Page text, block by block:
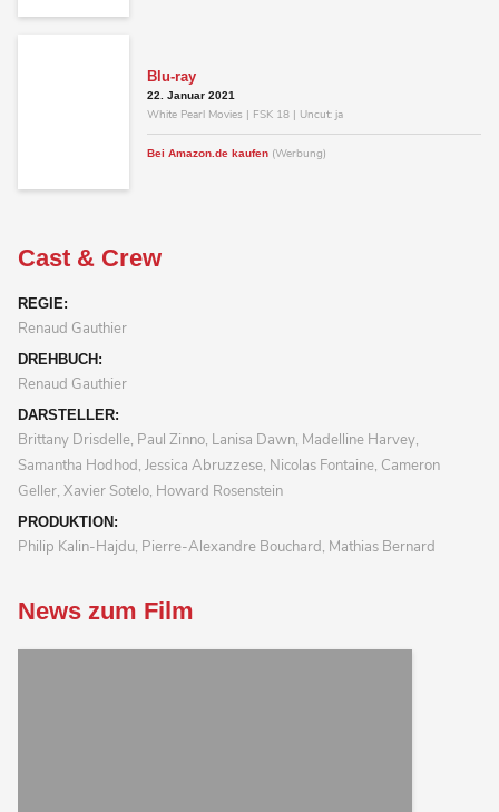
Blu-ray
22. Januar 2021
White Pearl Movies | FSK 18 | Uncut: ja
Bei Amazon.de kaufen (Werbung)
Cast & Crew
REGIE:
Renaud Gauthier
DREHBUCH:
Renaud Gauthier
DARSTELLER:
Brittany Drisdelle, Paul Zinno, Lanisa Dawn, Madelline Harvey,
Samantha Hodhod, Jessica Abruzzese, Nicolas Fontaine, Cameron
Geller, Xavier Sotelo, Howard Rosenstein
PRODUKTION:
Philip Kalin-Hajdu, Pierre-Alexandre Bouchard, Mathias Bernard
News zum Film